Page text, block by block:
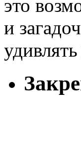
это
и